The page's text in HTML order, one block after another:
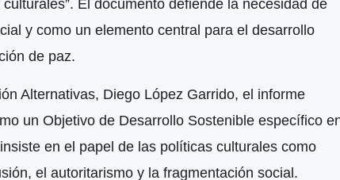
El documento defiende la necesidad de
y como un elemento central para el desarrollo
de paz.
Alternativas, Diego López Garrido, el informe
un Objetivo de Desarrollo Sostenible específico
en el papel de las políticas culturales como
el autoritarismo y la fragmentación social.